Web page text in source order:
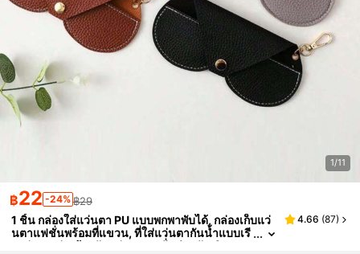
1/11
฿22 -24% ฿29
1 ชิ้น กล่องใส่แว่นตา PU แบบพกพาพับได้, กล่องเก็บแว่
นตาแฟชั่นพร้อมที่แขวน, ที่ใส่แว่นตากันน้ำแบบเรี
ยบง่าย, กล่องป้องกันแว่นตาแฟชั่นสำหรับเดินทาง
4.66 (87)